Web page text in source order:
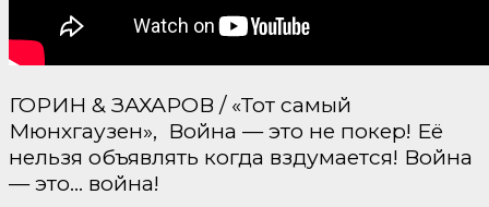
ГОРИН & ЗАХАРОВ / «Тот самый
Мюнхгаузен», Война — это не покер! Её
нельзя объявлять когда вздумается! Война
— это… война!